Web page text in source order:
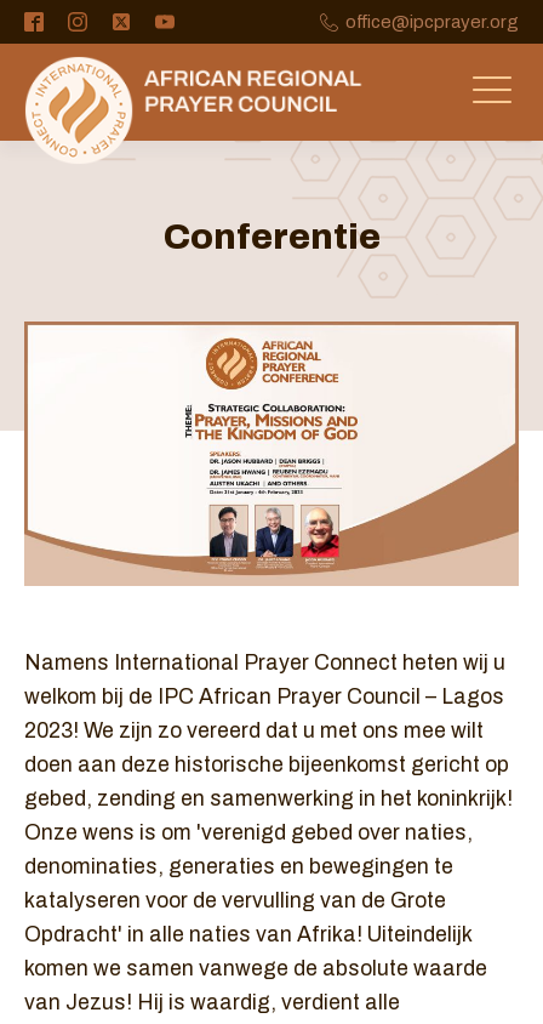
office@ipcprayer.org
Conferentie
Namens International Prayer Connect heten wij u
welkom bij de IPC African Prayer Council – Lagos
2023! We zijn zo vereerd dat u met ons mee wilt
doen aan deze historische bijeenkomst gericht op
gebed, zending en samenwerking in het koninkrijk!
Onze wens is om 'verenigd gebed over naties,
denominaties, generaties en bewegingen te
katalyseren voor de vervulling van de Grote
Opdracht' in alle naties van Afrika! Uiteindelijk
komen we samen vanwege de absolute waarde
van Jezus! Hij is waardig, verdient alle